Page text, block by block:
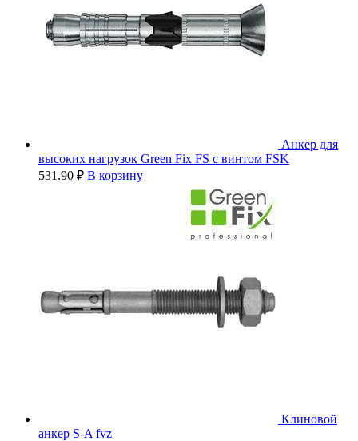
Анкер для
высоких нагрузок Green Fix FS с винтом FSK
531.90 ₽ В корзину
Клиновой
анкер S-A fvz